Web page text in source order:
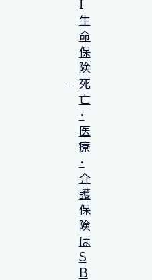
I
生
命
保
険
死
亡
・
医
療
・
介
護
保
険
は
S
B